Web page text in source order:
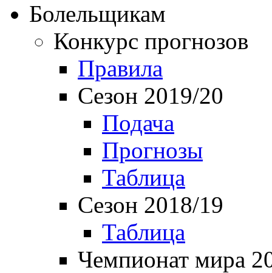
Болельщикам
Конкурс прогнозов
Правила
Сезон 2019/20
Подача
Прогнозы
Таблица
Сезон 2018/19
Таблица
Чемпионат мира